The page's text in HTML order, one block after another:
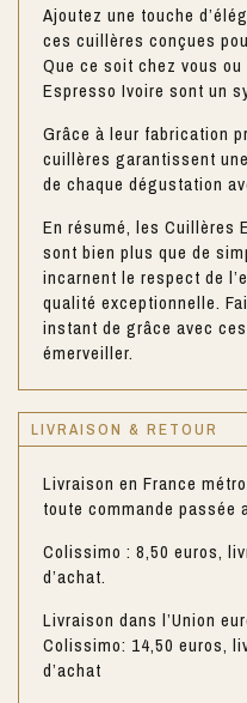
Ajoutez une touche
ces cuillères conçues
Que ce soit chez vous
Espresso Ivoire sont un
Grâce à leur fabrication
cuillères garantissent
de chaque dégustation
En résumé, les Cuillères
sont bien plus que de
incarnent le respect de
qualité exceptionnelle.
instant de grâce avec
émerveiller.
LIVRAISON & RETOUR
Livraison en France
toute commande passée
Colissimo : 8,50 euros,
d’achat.
Livraison dans l’Union
Colissimo: 14,50 euros,
d’achat